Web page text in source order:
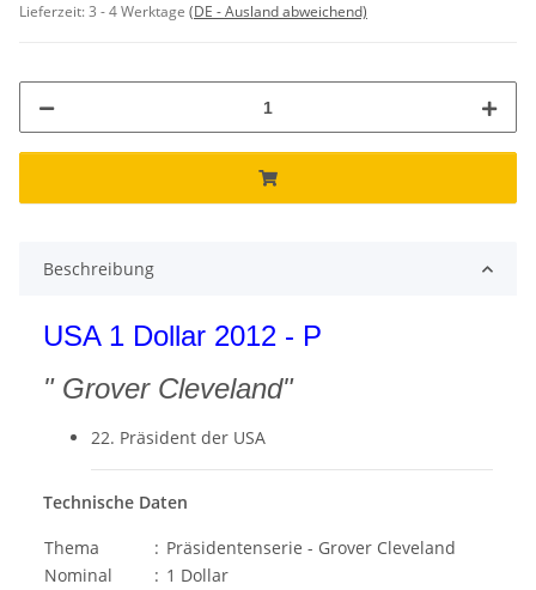
Lieferzeit:3 - 4 Werktage (DE - Ausland abweichend)
Beschreibung
USA 1 Dollar 2012 - P
" Grover Cleveland"
22. Präsident der USA
Technische Daten
Thema
: Präsidentenserie - Grover Cleveland
Nominal
: 1 Dollar